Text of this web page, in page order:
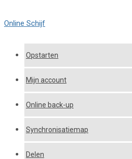
Online Schijf
Opstarten
Mijn account
Online back-up
Synchronisatiemap
Delen